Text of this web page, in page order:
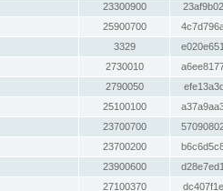
23300900
25900700
3329
2730010
2790050
25100100
23700700
23700200
23900600
27100370